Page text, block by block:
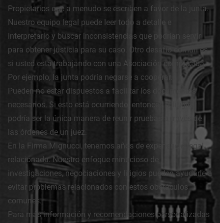
Propietarios que a menudo se escriben a favor de la junta.
Nuestro equipo legal puede leer todo a detalle e
interpretarlo y buscar inconsistencias que podrían servir
para obtener justicia para su caso. Otro desafío común es
si usted está trabajando con una Asociación complicada.
Por ejemplo, la junta podría negarse a cooperar.
Pueden no estar dispuestos a facilitar los documentos
necesarios. Si esto está ocurriendo, entonces el litigio
podría ser la única manera de reunir pruebas a través de
las órdenes de un juez.
En la Firma Mignucci, tenemos años de experiencia legal
relacionada. Nuestro enfoque minucioso de
investigaciones, negociaciones y litigios pueden ayudarle a
evitar problemas relacionados con estos obstáculos
comunes.
Para más información y recomendaciones personalizadas